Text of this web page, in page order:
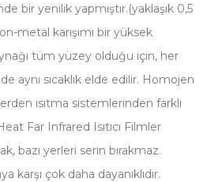
bir yenilik yapmıştır.(yaklaşık 0,5
metal karışımı bir yüksek
tüm yüzey olduğu için, her
aynı sıcaklık elde edilir. Homojen
ısıtma sistemlerinden farklı
Far Infrared Isıtıcı Filmler
bazı yerleri serin bırakmaz.
karşı çok daha dayanıklıdır.